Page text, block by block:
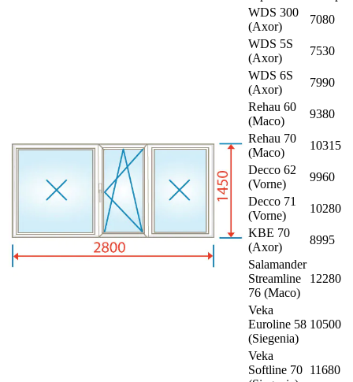
WDS 300
(Axor)
7080
WDS 5S
(Axor)
7530
WDS 6S
(Axor)
7990
Rehau 60
(Maco)
9380
Rehau 70
(Maco)
10315
Decco 62
(Vorne)
9960
Decco 71
(Vorne)
10280
KBE 70
(Axor)
8995
Salamander
Streamline
76 (Maco)
12280
Veka
Euroline 58
(Siegenia)
10500
Veka
Softline 70 11680